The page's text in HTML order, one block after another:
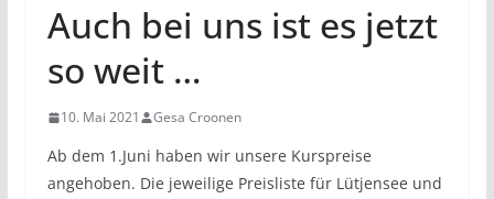
Auch bei uns ist es jetzt
so weit …
10. Mai 2021 Gesa Croonen
Ab dem 1.Juni haben wir unsere Kurspreise
angehoben. Die jeweilige Preisliste für Lütjensee und